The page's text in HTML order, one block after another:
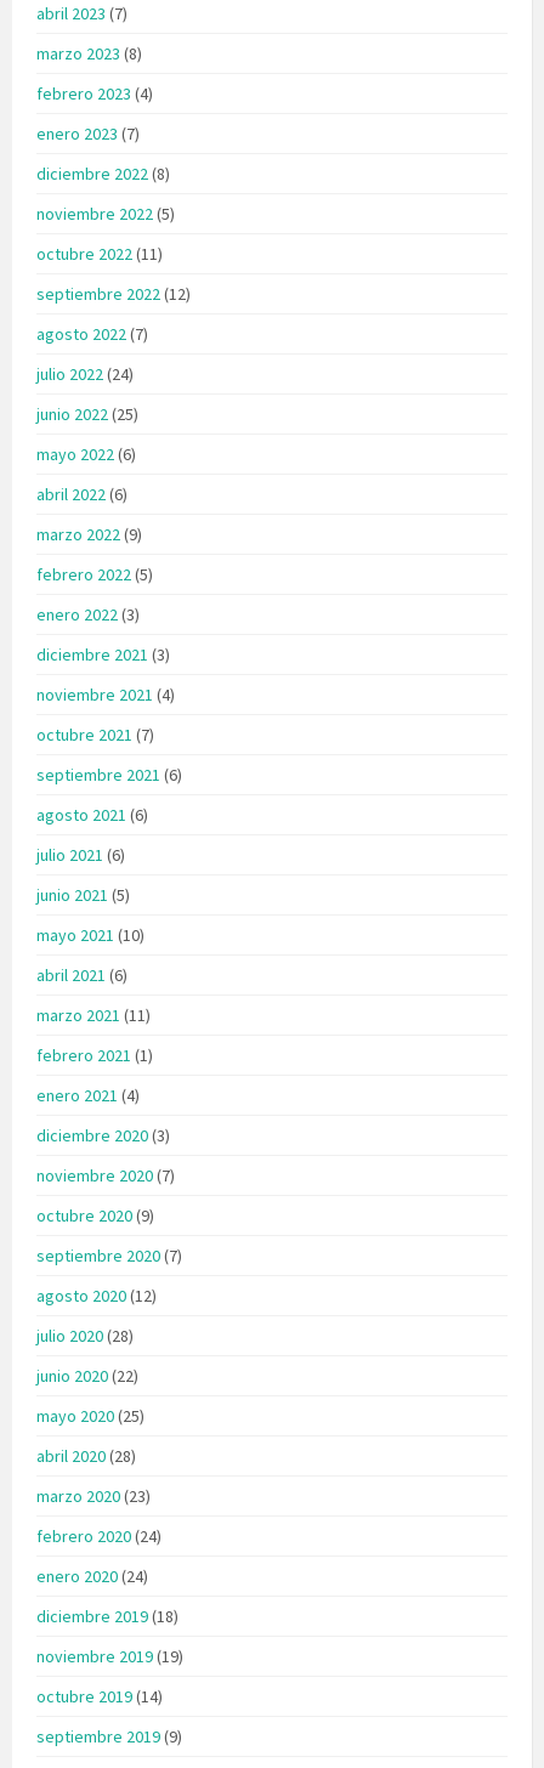
abril 2023 (7)
marzo 2023 (8)
febrero 2023 (4)
enero 2023 (7)
diciembre 2022(8)
noviembre 2022(5)
octubre 2022(11)
septiembre 2022(12)
agosto 2022(7)
julio 2022(24)
junio 2022(25)
mayo 2022(6)
abril 2022(6)
marzo 2022(9)
febrero 2022(5)
enero 2022(3)
diciembre 2021 (3)
noviembre 2021 (4)
octubre 2021 (7)
septiembre 2021 (6)
agosto 2021 (6)
julio 2021 (6)
junio 2021 (5)
mayo 2021 (10)
abril 2021 (6)
marzo 2021 (11)
febrero 2021 (1)
enero 2021 (4)
diciembre 2020(3)
noviembre 2020(7)
octubre 2020(9)
septiembre 2020(7)
agosto 2020(12)
julio 2020(28)
junio 2020(22)
mayo 2020(25)
abril 2020(28)
marzo 2020(23)
febrero 2020(24)
enero 2020(24)
diciembre 2019(18)
noviembre 2019(19)
octubre 2019(14)
septiembre 2019(9)